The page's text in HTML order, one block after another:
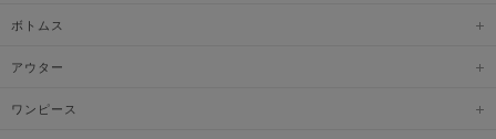
ボトムス
アウター
ワンピース